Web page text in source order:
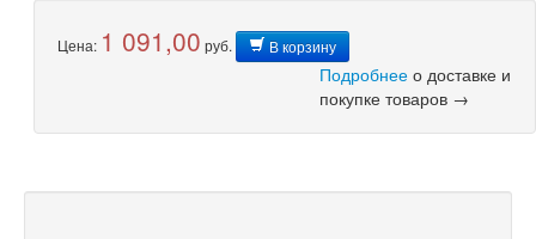
Цена: 1 091,00 руб. В корзину
Подробнее о доставке и
покупке товаров →